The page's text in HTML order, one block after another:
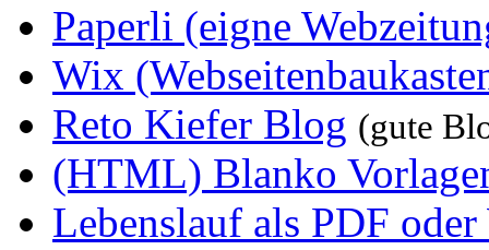
Paperli (eigne
Wix
Reto Kiefer Blog (gute
(HTML) Blanko
Lebenslauf als PDF oder